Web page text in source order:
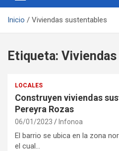
Inicio Viviendas sustentables
Etiqueta:
LOCALES
Construyen viviendas
Pereyra Rozas
06/01/2023 Infonoa
El barrio se ubica en la zona
el cual…